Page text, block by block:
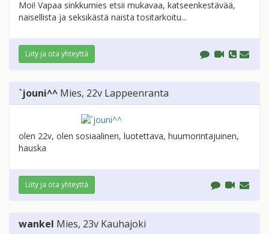
Moi! Vapaa sinkkumies etsii mukavaa, katseenkestävää,
naisellista ja seksikästä naista tositarkoitu...
Liity ja ota yhteyttä
`jouni^^ Mies, 22v Lappeenranta
olen 22v, olen sosiaalinen, luotettava, huumorintajuinen,
hauska
Liity ja ota yhteyttä
wankel Mies, 23v Kauhajoki